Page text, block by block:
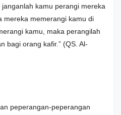
kamu perangi mereka
mereka memerangi kamu di
kamu, maka perangilah
bagi orang kafir.” (QS. Al-
peperangan-peperangan